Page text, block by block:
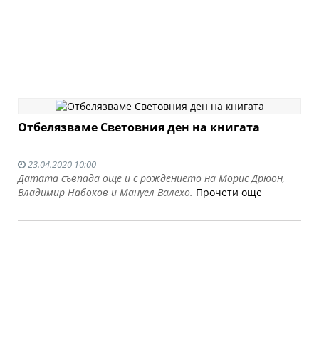
Отбелязваме Световния ден на книгата
23.04.2020 10:00
Датата съвпада още и с рождението на Морис Дрюон,
Владимир Набоков и Мануел Валехо. Прочети още